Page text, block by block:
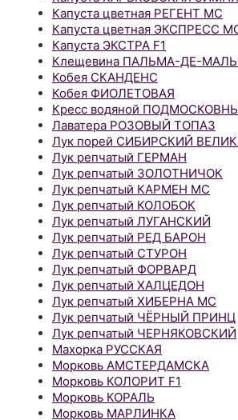
Капуста цветная РЕГЕНТ МС
Капуста цветная ЭКСПРЕСС
Капуста ЭКСТРА F1
Клещевина ПАЛЬМА-ДЕ-
Кобея СКАНДЕНС
Кобея ФИОЛЕТОВАЯ
Кресс водяной
Лаватера РОЗОВЫЙ ТОПАЗ
Лук порей СИБИРСКИЙ
Лук репчатый ГЕРМАН
Лук репчатый ЗОЛОТНИЧОК
Лук репчатый КАРМЕН МС
Лук репчатый КОЛОБОК
Лук репчатый ЛУГАНСКИЙ
Лук репчатый РЕД БАРОН
Лук репчатый СТУРОН
Лук репчатый ФОРВАРД
Лук репчатый ХАЛЦЕДОН
Лук репчатый ХИБЕРНА МС
Лук репчатый ЧЁРНЫЙ ПРИНЦ
Лук репчатый ЧЕРНЯКОВСКИЙ
Махорка РУССКАЯ
Морковь АМСТЕРДАМСКА
Морковь КОЛОРИТ F1
Морковь КОРАЛЬ
Морковь МАРЛИНКА